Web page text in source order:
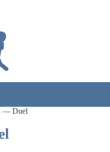
— Duel